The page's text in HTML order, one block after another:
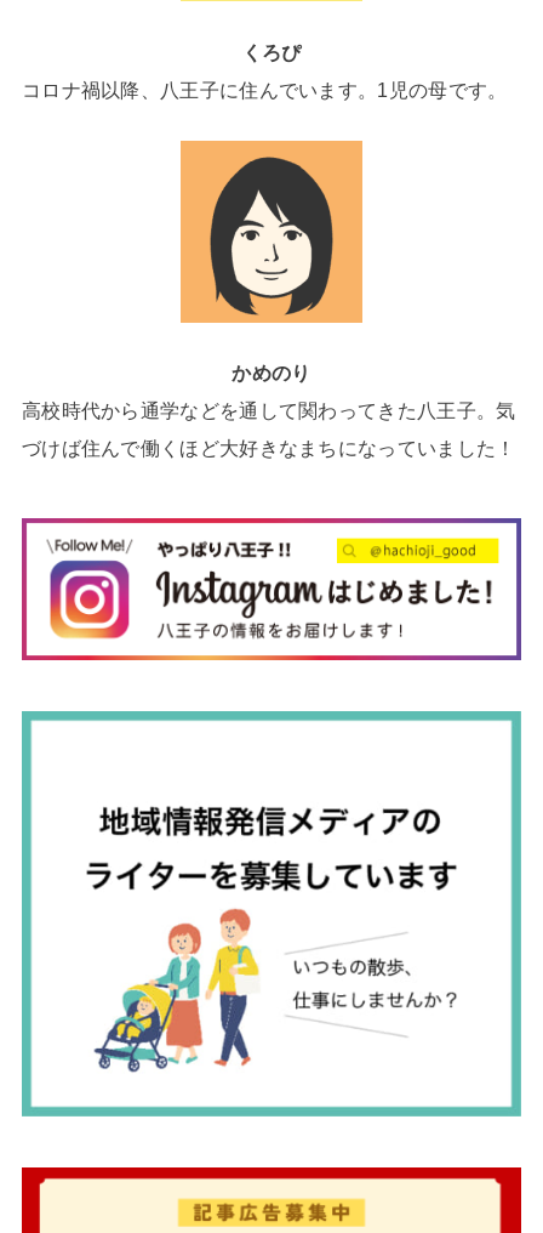
くろぴ
コロナ禍以降、八王子に住んでいます。1児の母です。
かめのり
高校時代から通学などを通して関わってきた八王子。気
づけば住んで働くほど大好きなまちになっていました！